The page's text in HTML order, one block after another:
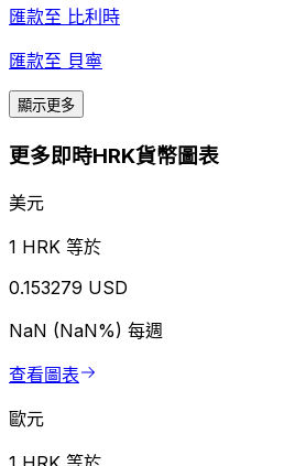
匯款至 比利時
匯款至 貝寧
顯示更多
更多即時HRK貨幣圖表
美元
1 HRK 等於
0.153279 USD
NaN (NaN%) 每週
查看圖表
歐元